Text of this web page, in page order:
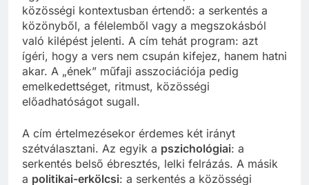
közösségi kontextusban értendő: a serkentés a
közönyből, a félelemből vagy a megszokásból
való kilépést jelenti. A cím tehát program: azt
ígéri, hogy a vers nem csupán kifejez, hanem hatni
akar. A „ének” műfaji asszociációja pedig
emelkedettséget, ritmust, közösségi
előadhatóságot sugall.
A cím értelmezésekor érdemes két irányt
szétválasztani. Az egyik a pszichológiai: a
serkentés belső ébresztés, lelki felrázás. A másik
a politikai-erkölcsi: a serkentés a közösségi